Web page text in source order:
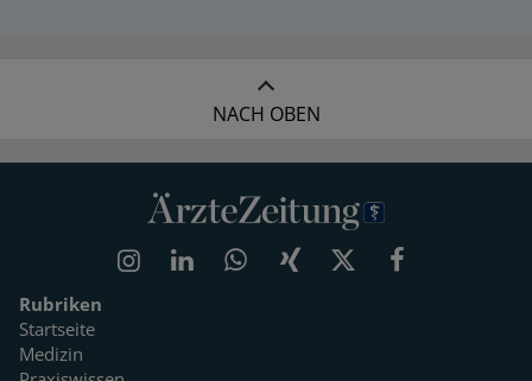
NACH OBEN
Rubriken
Startseite
Medizin